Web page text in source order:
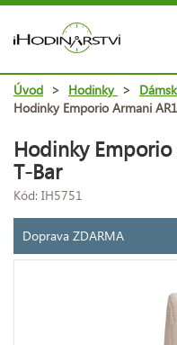
Úvod > Hodinky >
Hodinky Emporio Armani
Hodinky
T-Bar
Kód: IH5751
Doprava ZDARMA